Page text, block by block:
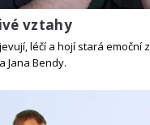
vztahy
léčí a hojí stará emoční
Jana Bendy.